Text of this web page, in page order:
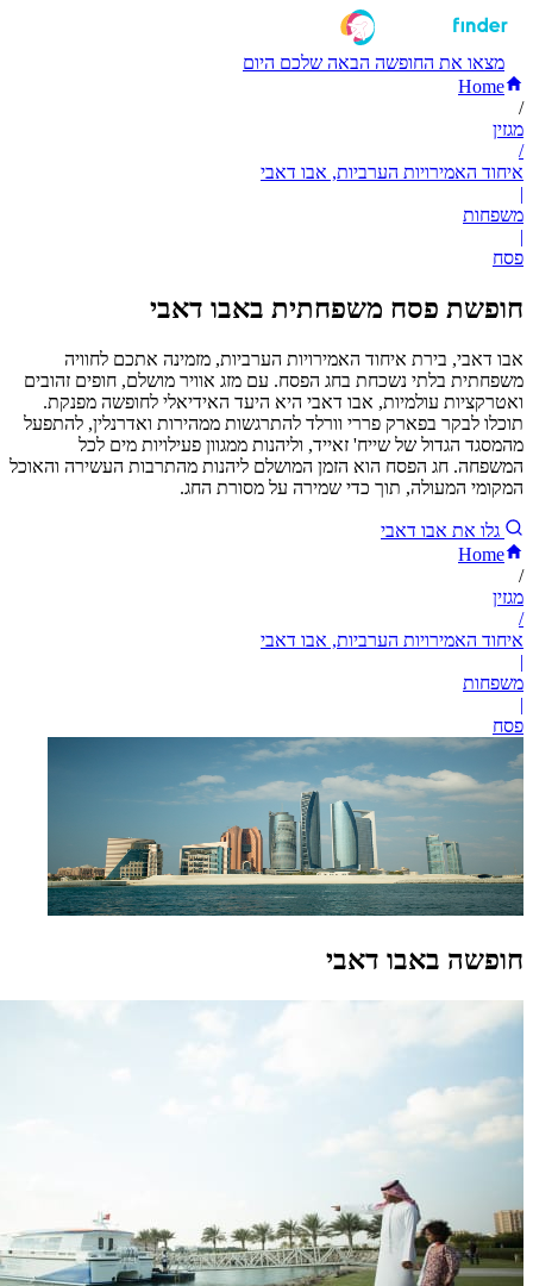
מצאו את החופשה הבאה שלכם היום
Home
/
מגזין
/
איחוד האמירויות הערביות, אבו דאבי
|
משפחות
|
פסח
חופשת פסח משפחתית באבו דאבי
אבו דאבי, בירת איחוד האמירויות הערביות, מזמינה אתכם לחוויה
משפחתית בלתי נשכחת בחג הפסח. עם מזג אוויר מושלם, חופים זהובים
ואטרקציות עולמיות, אבו דאבי היא היעד האידיאלי לחופשה מפנקת.
תוכלו לבקר בפארק פררי וורלד להתרגשות ממהירות ואדרנלין, להתפעל
מהמסגד הגדול של שייח' זאייד, וליהנות ממגוון פעילויות מים לכל
המשפחה. חג הפסח הוא הזמן המושלם ליהנות מהתרבות העשירה והאוכל
המקומי המעולה, תוך כדי שמירה על מסורת החג.
גלו את אבו דאבי
Home
/
מגזין
/
איחוד האמירויות הערביות, אבו דאבי
|
משפחות
|
פסח
חופשה באבו דאבי